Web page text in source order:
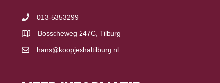
013-5353299
Bosscheweg 247C, Tilburg
hans@koopjeshaltilburg.nl